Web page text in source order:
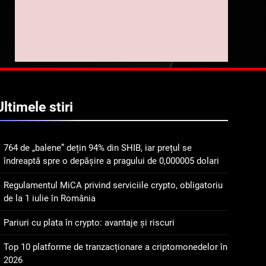
trasabilitatea cafelei
îndreaptă spre o depășire
dolari
2
Regulamentul MiCA
privind serviciile crypto,
obligatoriu de la 1 iulie în
Pariuri cu plata în crypto:
avantaje și riscuri
stiri
764 de „balene” dețin 94% din SHIB, iar prețul se
îndreaptă spre o depășire a pragului de 0,000005 dolari
Regulamentul MiCA privind serviciile crypto, obligatoriu
de la 1 iulie în România
Pariuri cu plata în crypto: avantaje și riscuri
Top 10 platforme de tranzacționare a criptomonedelor în
2026